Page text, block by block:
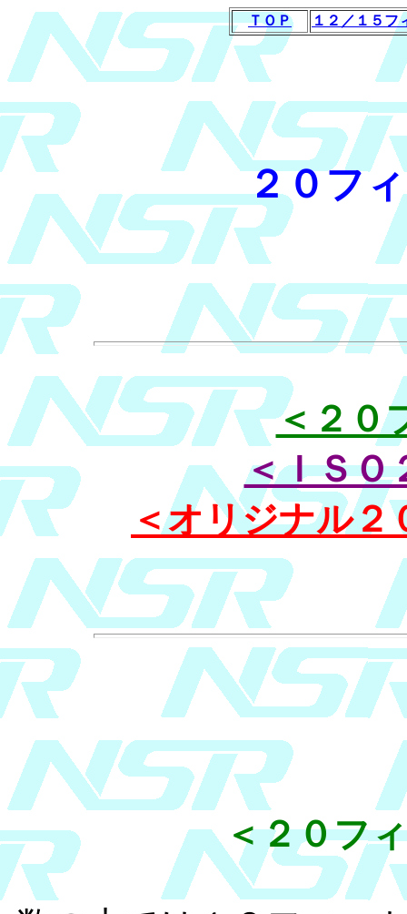
ＴＯＰ １２／１５フ
２０フ
＜２０
＜ＩＳＯ
＜オリジナル
＜２０フ